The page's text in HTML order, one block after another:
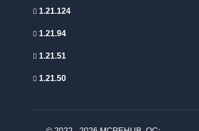
1.21.124
1.21.94
1.21.51
1.21.50